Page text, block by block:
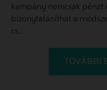
kampány nemcsak pénzt
bizonytalaníthat a
cs...
TOVÁBBI